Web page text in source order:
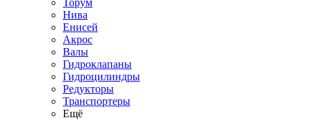
Торум
Нива
Енисей
Акрос
Валы
Гидроклапаны
Гидроцилиндры
Редукторы
Транспортеры
Ещё